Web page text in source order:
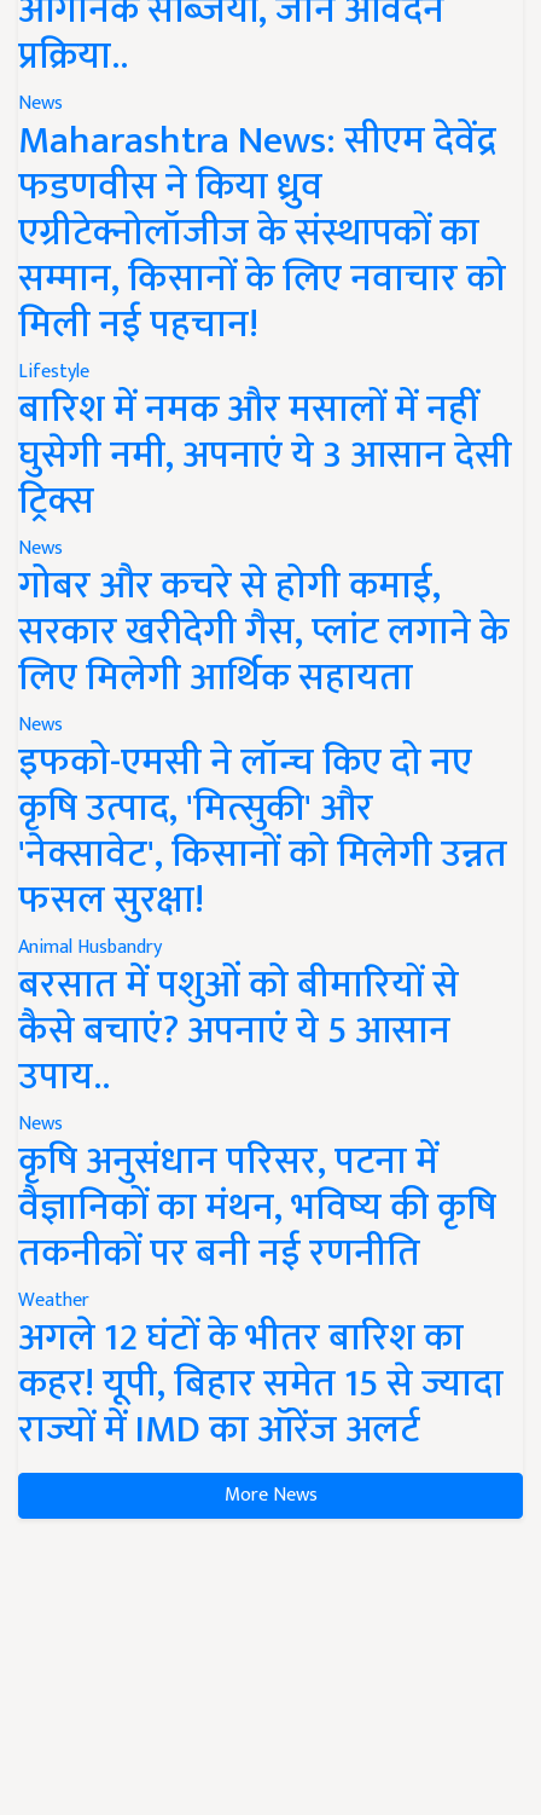
प्रक्रिया..
News
Maharashtra News: सीएम देवेंद्र
फडणवीस ने किया ध्रुव
एग्रीटेक्नोलॉजीज के संस्थापकों का
सम्मान, किसानों के लिए नवाचार को
मिली नई पहचान!
Lifestyle
बारिश में नमक और मसालों में नहीं
घुसेगी नमी, अपनाएं ये 3 आसान देसी
ट्रिक्स
News
गोबर और कचरे से होगी कमाई,
सरकार खरीदेगी गैस, प्लांट लगाने के
लिए मिलेगी आर्थिक सहायता
News
इफको-एमसी ने लॉन्च किए दो नए
कृषि उत्पाद, 'मित्सुकी' और
'नेक्सावेट', किसानों को मिलेगी उन्नत
फसल सुरक्षा!
Animal Husbandry
बरसात में पशुओं को बीमारियों से
कैसे बचाएं? अपनाएं ये 5 आसान
उपाय..
News
कृषि अनुसंधान परिसर, पटना में
वैज्ञानिकों का मंथन, भविष्य की कृषि
तकनीकों पर बनी नई रणनीति
Weather
अगले 12 घंटों के भीतर बारिश का
कहर! यूपी, बिहार समेत 15 से ज्यादा
राज्यों में IMD का ऑरेंज अलर्ट
More News